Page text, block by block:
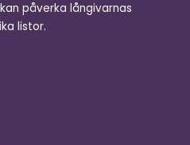
påverka långivarnas
listor.